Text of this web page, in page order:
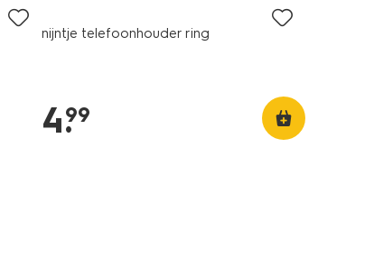
nijntje telefoonhouder ring
4.
99